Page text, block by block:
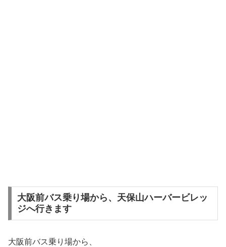
大阪前バス乗り場から、天保山ハーバービレッ
ジへ行きます
大阪前バス乗り場から、